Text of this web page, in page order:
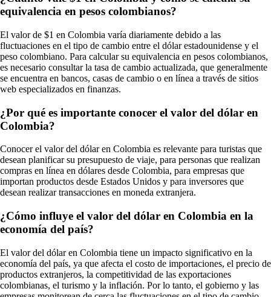
equivalencia en pesos colombianos?
El valor de $1 en Colombia varía diariamente debido a las
fluctuaciones en el tipo de cambio entre el dólar estadounidense y el
peso colombiano. Para calcular su equivalencia en pesos colombianos,
es necesario consultar la tasa de cambio actualizada, que generalmente
se encuentra en bancos, casas de cambio o en línea a través de sitios
web especializados en finanzas.
¿Por qué es importante conocer el valor del dólar en
Colombia?
Conocer el valor del dólar en Colombia es relevante para turistas que
desean planificar su presupuesto de viaje, para personas que realizan
compras en línea en dólares desde Colombia, para empresas que
importan productos desde Estados Unidos y para inversores que
desean realizar transacciones en moneda extranjera.
¿Cómo influye el valor del dólar en Colombia en la
economía del país?
El valor del dólar en Colombia tiene un impacto significativo en la
economía del país, ya que afecta el costo de importaciones, el precio de
productos extranjeros, la competitividad de las exportaciones
colombianas, el turismo y la inflación. Por lo tanto, el gobierno y las